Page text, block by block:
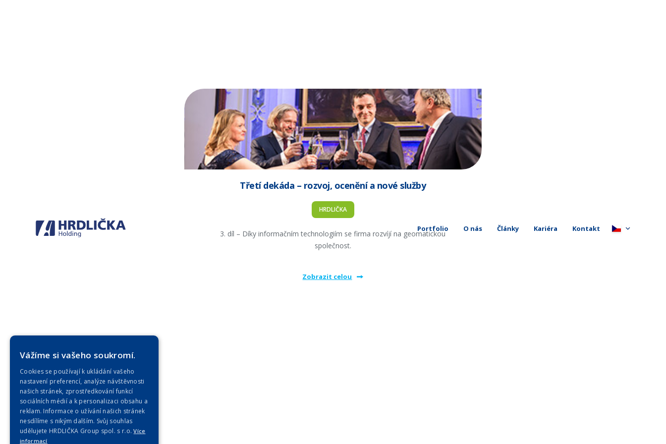
Portfolio O nás Články Kariéra Kontakt
Třetí dekáda – rozvoj, ocenění a nové služby
HRDLIČKA
3. díl – Díky informačním technologiím se firma rozvíjí na geomatickou
společnost.
Zobrazit celou
Vážíme si vašeho soukromí.
Cookies se používají k ukládání vašeho
nastavení preferencí, analýze návštěvnosti
našich stránek, zprostředkování funkcí
sociálních médií a k personalizaci obsahu a
reklam. Informace o užívání našich stránek
nesdílíme s nikým dalším. Svůj souhlas
udělujete HRDLIČKA Group spol. s r.o.Více
informací